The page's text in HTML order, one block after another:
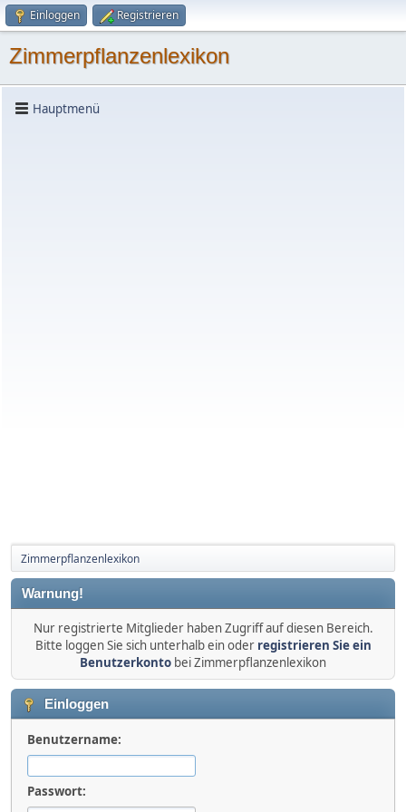
Einloggen Registrieren
Zimmerpflanzenlexikon
Hauptmenü
Zimmerpflanzenlexikon
Warnung!
Nur registrierte Mitglieder haben Zugriff auf diesen Bereich.
Bitte loggen Sie sich unterhalb ein oder registrieren Sie ein
Benutzerkonto bei Zimmerpflanzenlexikon
Einloggen
Benutzername:
Passwort: